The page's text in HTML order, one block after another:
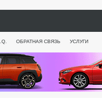
ОБРАТНАЯ СВЯЗЬ УСЛУГИ